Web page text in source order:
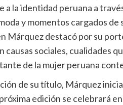
a la identidad peruana a
y momentos cargados de
Márquez destacó por su
causas sociales, cualidades
de la mujer peruana
de su título, Márquez
edición se celebrará